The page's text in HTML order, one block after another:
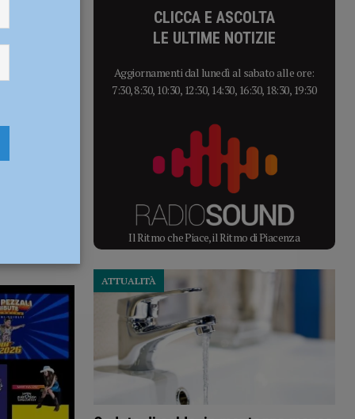
CLICCA E ASCOLTA
LE ULTIME NOTIZIE
Aggiornamenti dal lunedì al sabato alle ore:
7:30, 8:30, 10:30, 12:30, 14:30, 16:30, 18:30, 19:30
Il Ritmo che Piace, il Ritmo di Piacenza
ATTUALITÀ